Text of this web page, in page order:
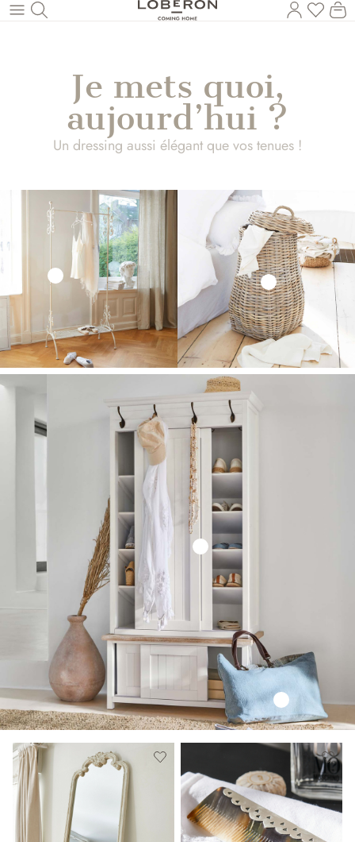
Revenir au contenu principal
Vous
Je mets quoi,
aujourd’hui ?
Un dressing aussi élégant que vos tenues !